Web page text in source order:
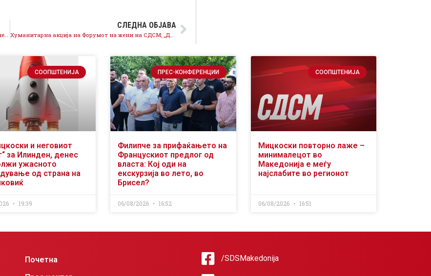
СЛЕДНА ОБЈАВА
СООПШТЕНИЈА
и неговиот
за Илинден, денес
ужасното
од страна на
19:39
ПРЕС-КОНФЕРЕНЦИИ
Филипче за прифаќањето на
Францускиот предлог од
власта: Кој оди на
екскурзија во лето, во
Брисел?
06/08/2026 16:52
СООПШТЕНИЈА
Мицкоски повторно лаже –
минималецот во
Македонија е меѓу
најслабите во регионот
06/08/2026 16:51
Почетна
/SDSMakedonija